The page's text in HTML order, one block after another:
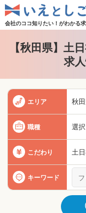
会社のココ知りたい！がわかる
【秋田県】土
求
エリア 秋
職種 選
こだわり 土
キーワード